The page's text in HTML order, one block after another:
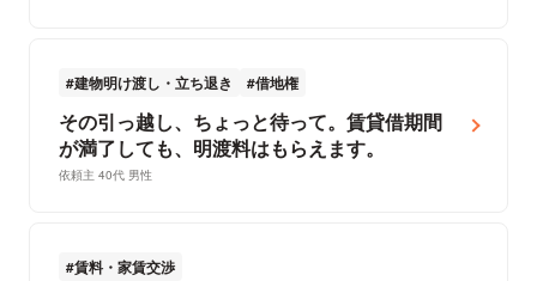
建物明け渡し・立ち退き 借地権
その引っ越し、ちょっと待って。賃貸借期間
が満了しても、明渡料はもらえます。
依頼主 40代 男性
賃料・家賃交渉